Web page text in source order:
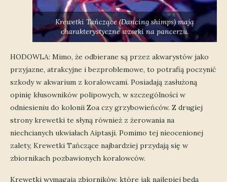
Krewetki Tańczące (Dancing shimps) mają
charakterystyczne wzorki na pancerzu.
HODOWLA: Mimo, że odbierane są przez akwarystów jako
przyjazne, atrakcyjne i bezproblemowe, to potrafią poczynić
szkody w akwarium z koralowcami. Posiadają zasłużoną
opinię kłusowników polipowych, w szczególności w
odniesieniu do kolonii Zoa czy grzybowieńców. Z drugiej
strony krewetki te słyną również z żerowania na
niechcianych ukwiałach Aiptasji. Pomimo tej nieocenionej
zalety, Krewetki Tańczące najbardziej przydają się w
zbiornikach pozbawionych koralowców.
Krewetki wymagają zbiorników, które jak najlepiej będą